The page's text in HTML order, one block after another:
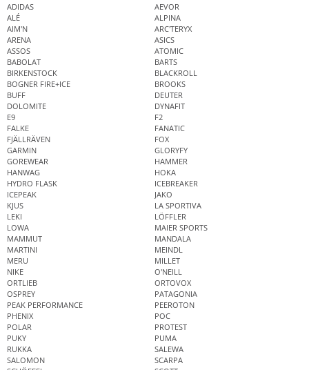
ADIDAS
AEVOR
ALÉ
ALPINA
AIM'N
ARC'TERYX
ARENA
ASICS
ASSOS
ATOMIC
BABOLAT
BARTS
BIRKENSTOCK
BLACKROLL
BOGNER FIRE+ICE
BROOKS
BUFF
DEUTER
DOLOMITE
DYNAFIT
E9
F2
FALKE
FANATIC
FJÄLLRÄVEN
FOX
GARMIN
GLORYFY
GOREWEAR
HAMMER
HANWAG
HOKA
HYDRO FLASK
ICEBREAKER
ICEPEAK
JAKO
KJUS
LA SPORTIVA
LEKI
LÖFFLER
LOWA
MAIER SPORTS
MAMMUT
MANDALA
MARTINI
MEINDL
MERU
MILLET
NIKE
O'NEILL
ORTLIEB
ORTOVOX
OSPREY
PATAGONIA
PEAK PERFORMANCE
PEEROTON
PHENIX
POC
POLAR
PROTEST
PUKY
PUMA
RUKKA
SALEWA
SALOMON
SCARPA